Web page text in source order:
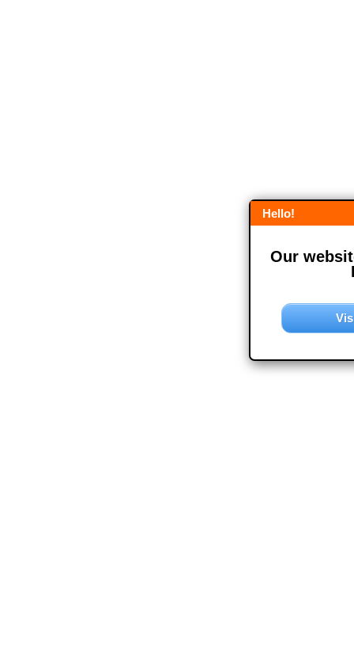
Hello!
Our